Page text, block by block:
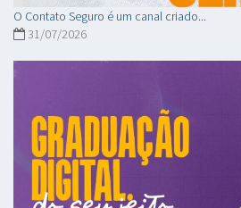
O Contato Seguro é um canal criado...
31/07/2026